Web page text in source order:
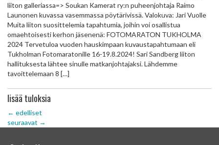
liiton galleriassa=> Soukan Kamerat ry:n puheenjohtaja Raimo
Launonen kuvassa vasemmassa pöytärivissä. Valokuva: Jari Vuolle
Muita liiton suosittelemia tapahtumia, joihin voi osallistua
omaehtoisesti kerhon jäsenenä: FOTOMARATON TUKHOLMA
2024 Tervetuloa vuoden hauskimpaan kuvaustapahtumaan eli
Tukholman Fotomaratonille 16-19.8.2024! Sari Sandberg liiton
hallituksesta lähtee sinulle matkanjohtajaksi. Lähdemme
tavoittelemaan 8 […]
lisää tuloksia
← edelliset
seuraavat →